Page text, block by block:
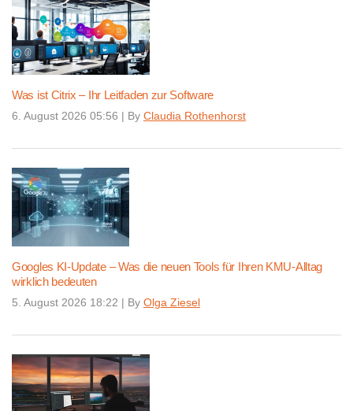
Was ist Citrix – Ihr Leitfaden zur Software
6. August 2026 05:56 | By Claudia Rothenhorst
Googles KI-Update – Was die neuen Tools für Ihren KMU-Alltag
wirklich bedeuten
5. August 2026 18:22 | By Olga Ziesel